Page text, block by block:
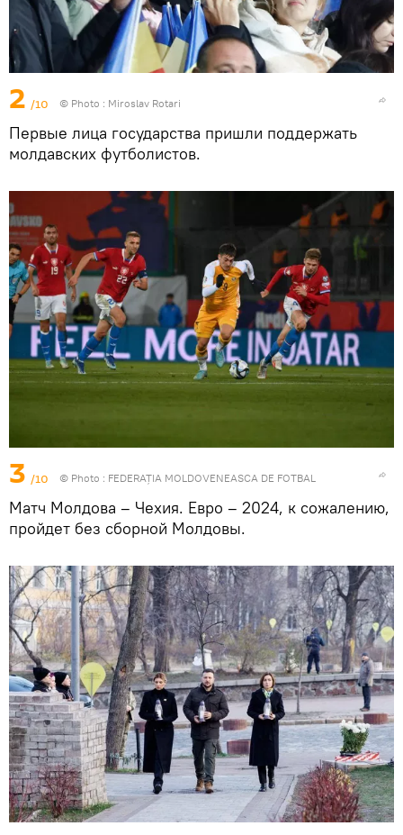
2 /10 © Photo : Miroslav Rotari
Первые лица государства пришли поддержать
молдавских футболистов.
3 /10 © Photo : FEDERAȚIA MOLDOVENEASCA DE FOTBAL
Матч Молдова – Чехия. Евро – 2024, к сожалению,
пройдет без сборной Молдовы.